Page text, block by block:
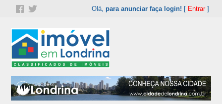
Olá, para anunciar faça login! [ Entrar]